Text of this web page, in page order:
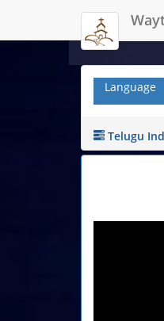
Telugu